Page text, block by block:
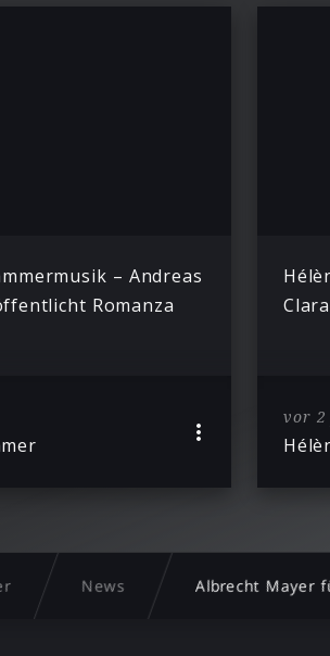
– Andreas
Romanza
vor 2
News Albrecht Mayer